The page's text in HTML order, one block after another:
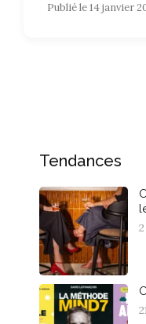
Publié le 14 janvier
Tendances